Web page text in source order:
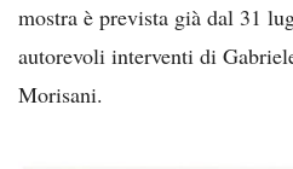
mostra è prevista già dal 31
autorevoli interventi di
Morisani.